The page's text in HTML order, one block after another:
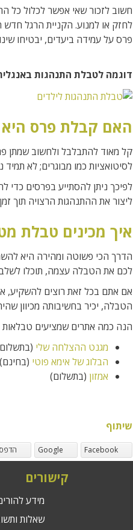
חשוב לזכור שאי אפשר לכלול כל
פרס על עמידה ביעדים, יבטיחו
דוגמה לטבלת התנהגות
האם קבלת פרס
קל מאוד להתבלבל ולחשוב שמתן
לסיטואציות כמו מבוגרים; לא
לפיכך ניתן להסתייע בפרסים כדי
ליצור את ההתנהגות הרצויה תוך
איך מכינים טבלת
הדרך הכי פשוטה ומהירה היא
לכם את הטבלה עצמה, תוכלו
אם אתם בכל זאת רוצים להשקיע,
הטבלה, יכיר בחשיבותה מכיוון
הנה כמה אתרים שמציעים טבלאות
מגנט ההצלחה שלי
הבלוג של אימא פוטי (בחינם)
אמזון (בתשלום)
שיתוף
Facebook
Google
קישורים
מידע
שאלות